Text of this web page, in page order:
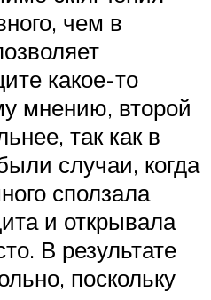
чем в
какое-то
мнению, второй
так как в
случаи, когда
сползала
и открывала
В результате
поскольку